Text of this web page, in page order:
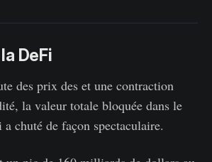
DeFi
des prix des et une contraction
la valeur totale bloquée dans le
chuté de façon spectaculaire.